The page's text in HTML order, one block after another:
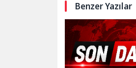
Benzer Yazılar